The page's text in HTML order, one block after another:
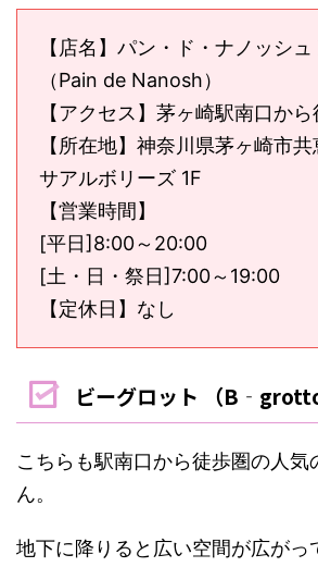
【店名】パン・ド・ナノッシ
（Pain de Nanosh）
【アクセス】茅ヶ崎駅南口か
【所在地】神奈川県茅ヶ崎市
サアルボリーズ 1F
【営業時間】
[平日]8:00～20:00
[土・日・祭日]7:00～19:00
【定休日】なし
ビーグロット （B‐grotto
こちらも駅南口から徒歩圏の人気
ん。
地下に降りると広い空間が広がっ